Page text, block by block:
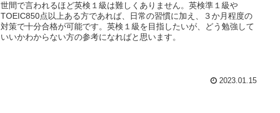
世間で言われるほど英検１級は難しくありません。英検準１級や
TOEIC850点以上ある方であれば、日常の習慣に加え、３か月程度の
対策で十分合格が可能です。英検１級を目指したいが、どう勉強して
いいかわからない方の参考になればと思います。
2023.01.15